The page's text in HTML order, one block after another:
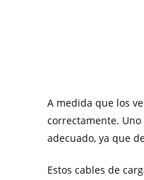
A medida que los
correctamente.
adecuado, ya que
Estos cables de